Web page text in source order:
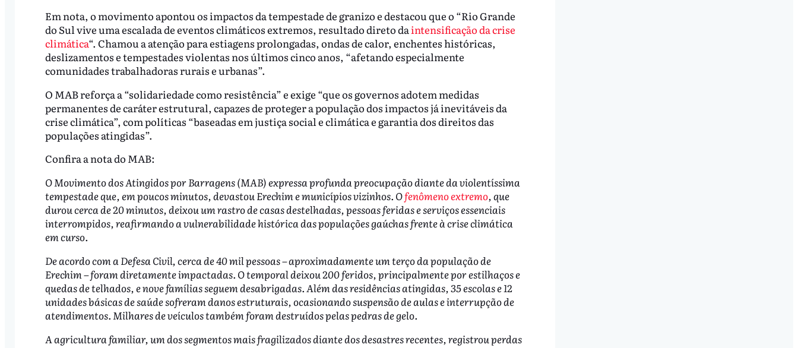
Em nota, o movimento apontou os impactos da tempestade de granizo e destacou que o “Rio Grande
do Sul vive uma escalada de eventos climáticos extremos, resultado direto da intensificação da crise
climática“. Chamou a atenção para estiagens prolongadas, ondas de calor, enchentes históricas,
deslizamentos e tempestades violentas nos últimos cinco anos, “afetando especialmente
comunidades trabalhadoras rurais e urbanas”.
O MAB reforça a “solidariedade como resistência” e exige “que os governos adotem medidas
permanentes de caráter estrutural, capazes de proteger a população dos impactos já inevitáveis da
crise climática”, com políticas “baseadas em justiça social e climática e garantia dos direitos das
populações atingidas”.
Confira a nota do MAB:
O Movimento dos Atingidos por Barragens (MAB) expressa profunda preocupação diante da violentíssima
tempestade que, em poucos minutos, devastou Erechim e municípios vizinhos. Ofenômeno extremo, que
durou cerca de 20 minutos, deixou um rastro de casas destelhadas, pessoas feridas e serviços essenciais
interrompidos, reafirmando a vulnerabilidade histórica das populações gaúchas frente à crise climática
em curso.
De acordo com a Defesa Civil, cerca de 40 mil pessoas – aproximadamente um terço da população de
Erechim – foram diretamente impactadas. O temporal deixou 200 feridos, principalmente por estilhaços e
quedas de telhados, e nove famílias seguem desabrigadas. Além das residências atingidas, 35 escolas e 12
unidades básicas de saúde sofreram danos estruturais, ocasionando suspensão de aulas e interrupção de
atendimentos. Milhares de veículos também foram destruídos pelas pedras de gelo.
A agricultura familiar, um dos segmentos mais fragilizados diante dos desastres recentes, registrou perdas